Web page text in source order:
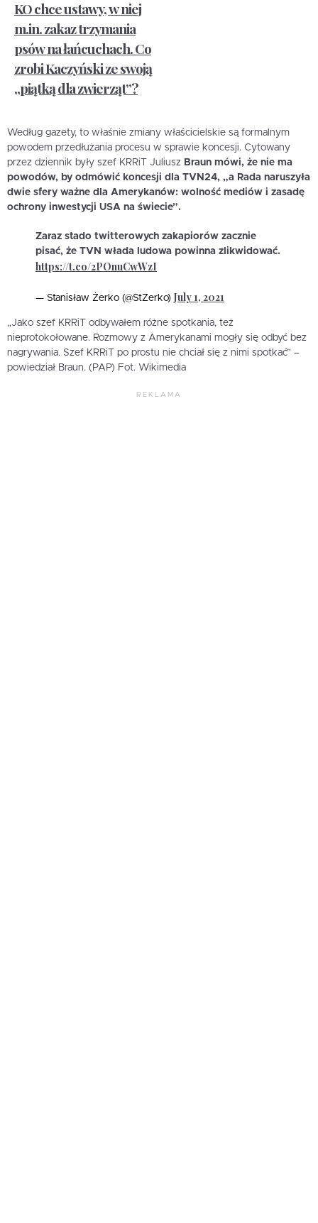
KO chce ustawy, w niej
m.in. zakaz trzymania
psów na łańcuchach. Co
zrobi Kaczyński ze swoją
„piątką dla zwierząt”?
Według gazety, to właśnie zmiany właścicielskie są formalnym
powodem przedłużania procesu w sprawie koncesji. Cytowany
przez dziennik były szef KRRiT Juliusz Braun mówi, że nie ma
powodów, by odmówić koncesji dla TVN24, „a Rada naruszyła
dwie sfery ważne dla Amerykanów: wolność mediów i zasadę
ochrony inwestycji USA na świecie”.
Zaraz stado twitterowych zakapiorów zacznie
pisać, że TVN włada ludowa powinna zlikwidować.
https://t.co/2POnuCwWzI
— Stanisław Żerko (@StZerko) July 1, 2021
„Jako szef KRRiT odbywałem różne spotkania, też
nieprotokołowane. Rozmowy z Amerykanami mogły się odbyć bez
nagrywania. Szef KRRiT po prostu nie chciał się z nimi spotkać” –
powiedział Braun. (PAP) Fot. Wikimedia
REKLAMA